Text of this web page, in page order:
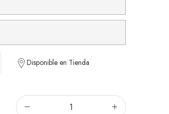
Disponible en Tienda
Disminuir